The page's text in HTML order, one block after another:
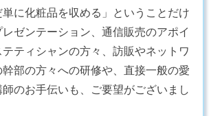
に化粧品を収める」ということだけ
ゼンテーション、通信販売のアポイ
ティシャンの方々、訪販やネットワ
部の方々への研修や、直接一般の愛
のお手伝いも、ご要望がございまし